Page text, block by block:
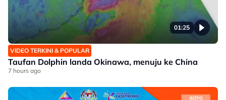
01:25
VIDEO TERKINI & POPULAR
Taufan Dolphin landa Okinawa, menuju ke China
7 hours ago